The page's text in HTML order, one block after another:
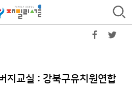
지교실 : 강북구유치원연합